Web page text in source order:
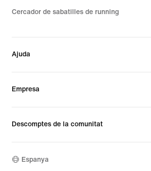
Cercador de sabatilles de running
Ajuda
Empresa
Descomptes de la comunitat
Espanya